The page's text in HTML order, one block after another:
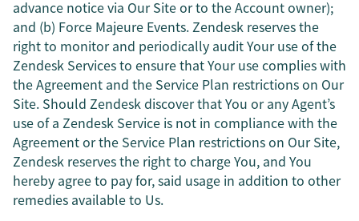
advance notice via Our Site or to the Account owner);
and (b) Force Majeure Events. Zendesk reserves the
right to monitor and periodically audit Your use of the
Zendesk Services to ensure that Your use complies with
the Agreement and the Service Plan restrictions on Our
Site. Should Zendesk discover that You or any Agent’s
use of a Zendesk Service is not in compliance with the
Agreement or the Service Plan restrictions on Our Site,
Zendesk reserves the right to charge You, and You
hereby agree to pay for, said usage in addition to other
remedies available to Us.